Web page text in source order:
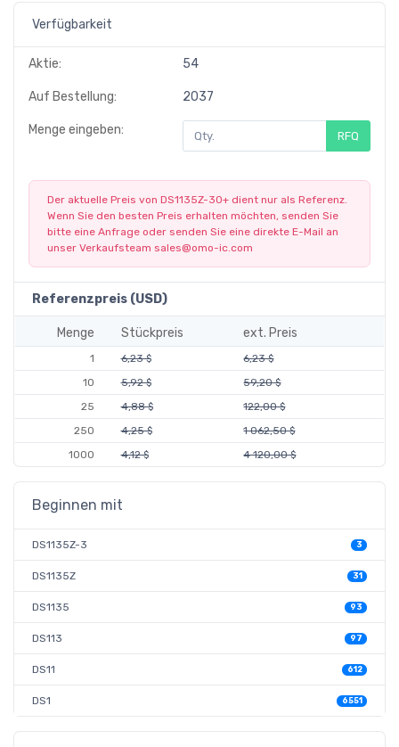
Verfügbarkeit
Aktie: 54
Auf Bestellung: 2037
Menge eingeben: RFQ
Der aktuelle Preis von DS1135Z-30+ dient nur als Referenz.
Wenn Sie den besten Preis erhalten möchten, senden Sie
bitte eine Anfrage oder senden Sie eine direkte E-Mail an
unser Verkaufsteam sales@omo-ic.com
Referenzpreis (USD)
Menge Stückpreis ext. Preis
1 6,23 $
6,23 $
10
5,92 $
59,20 $
25
4,88 $
122,00 $
250
4,25 $
1 062,50 $
1000
4,12 $ 4 120,00 $
Beginnen mit
DS1135Z-3 3
DS1135Z 31
DS1135 93
DS113 97
DS11 612
DS1 6551